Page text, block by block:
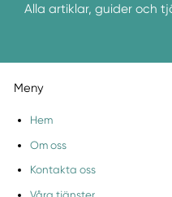
Alla artiklar, guider och
Meny
Hem
Om oss
Kontakta oss